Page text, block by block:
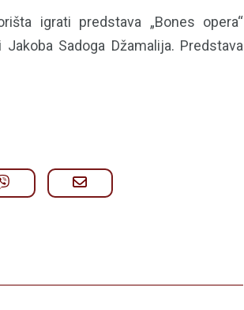
igrati predstava „Bones opera“
Sadoga Džamalija. Predstava